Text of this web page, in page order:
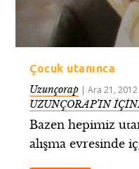
Çocuk utanınca
Uzunçorap |Ara 21, 2012
UZUNÇORAP’IN
Bazen hepimiz
alışma evresinde